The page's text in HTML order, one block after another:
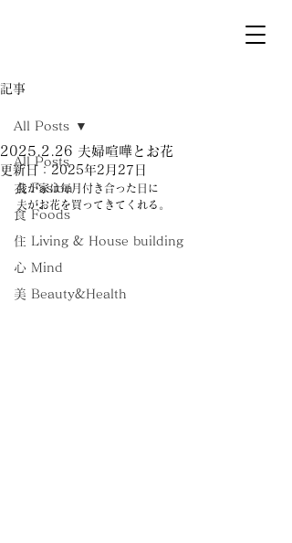
記事
All Posts
衣 Fasion
食 Foods
住 Living & House building
心 Mind
美 Beauty&Health
All Posts
2025.2.26 夫婦喧嘩とお花
更新日：2025年2月27日
我が家は毎月付き合った日に
夫がお花を買ってきてくれる。